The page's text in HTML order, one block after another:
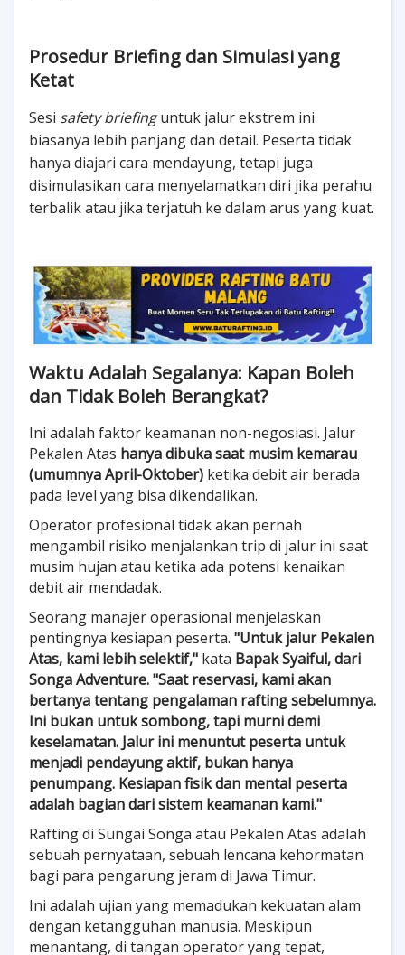
Prosedur Briefing dan Simulasi yang
Ketat
Sesi safety briefinguntuk jalur ekstrem ini
biasanya lebih panjang dan detail. Peserta tidak
hanya diajari cara mendayung, tetapi juga
disimulasikan cara menyelamatkan diri jika perahu
terbalik atau jika terjatuh ke dalam arus yang kuat.
Waktu Adalah Segalanya: Kapan Boleh
dan Tidak Boleh Berangkat?
Ini adalah faktor keamanan non-negosiasi. Jalur
Pekalen Atas hanya dibuka saat musim kemarau
(umumnya April-Oktober) ketika debit air berada
pada level yang bisa dikendalikan.
Operator profesional tidak akan pernah
mengambil risiko menjalankan trip di jalur ini saat
musim hujan atau ketika ada potensi kenaikan
debit air mendadak.
Seorang manajer operasional menjelaskan
pentingnya kesiapan peserta. "Untuk jalur Pekalen
Atas, kami lebih selektif," kata Bapak Syaiful, dari
Songa Adventure."Saat reservasi, kami akan
bertanya tentang pengalaman rafting sebelumnya.
Ini bukan untuk sombong, tapi murni demi
keselamatan. Jalur ini menuntut peserta untuk
menjadi pendayung aktif, bukan hanya
penumpang. Kesiapan fisik dan mental peserta
adalah bagian dari sistem keamanan kami."
Rafting di Sungai Songa atau Pekalen Atas adalah
sebuah pernyataan, sebuah lencana kehormatan
bagi para pengarung jeram di Jawa Timur.
Ini adalah ujian yang memadukan kekuatan alam
dengan ketangguhan manusia. Meskipun
menantang, di tangan operator yang tepat,